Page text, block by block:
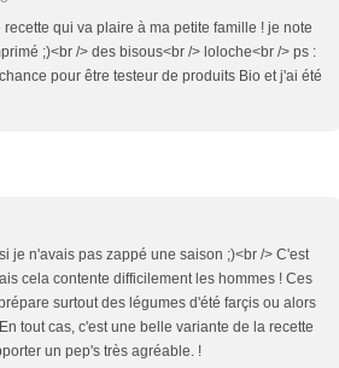
qui va plaire à ma petite famille ! je note
;)<br /> des bisous<br /> loloche<br /> ps :
pour être testeur de produits Bio et j'ai été
je n'avais pas zappé une saison ;)<br /> C'est
cela contente difficilement les hommes ! Ces
surtout des légumes d'été farçis ou alors
tout cas, c'est une belle variante de la recette
un pep's très agréable. !